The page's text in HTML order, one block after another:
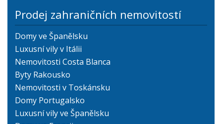
Prodej zahraničních nemovitostí
Domy ve Španělsku
Luxusní vily v Itálii
Nemovitosti Costa Blanca
Byty Rakousko
Nemovitosti v Toskánsku
Domy Portugalsko
Luxusní vily ve Španělsku